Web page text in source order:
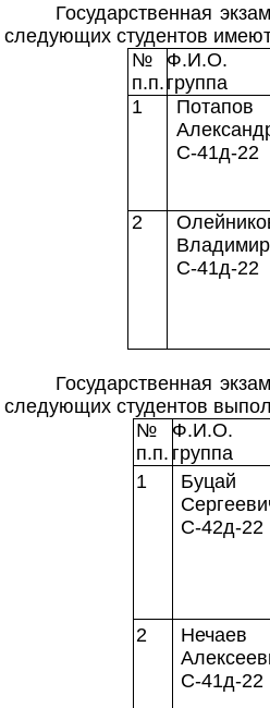
Государственная
следующих студентов
№
п.п.
Ф.И.О.
группа
1
Потапов
С-41д-22
2
С-41д-22
Государственная
следующих студентов
№
п.п.
Ф.И.О.
группа
1
С-42д-22
2
С-41д-22